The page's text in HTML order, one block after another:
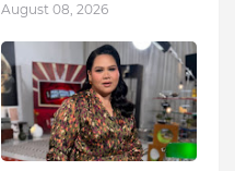
August 08, 2026